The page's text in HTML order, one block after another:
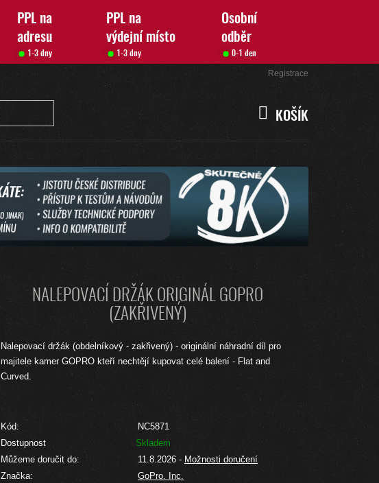
PPL na
adresu
PPL na
výdejní místo
Osobní
odběr
1-3 dny 1-3 dny 0-1 den
Registrace
KOŠÍK
KOŠÍK
NALEPOVACÍ DRŽÁK ORIGINÁL GOPRO
(ZAKŘIVENÝ)
Nalepovací držák (obdelníkový - zakřivený) - originální náhradní díl pro
majitele kamer GOPRO kteří nechtějí kupovat celé balení - Flat and
Curved.
Kód:
NC5871
Dostupnost
Skladem
Můžeme doručit do:
11.8.2026 - Možnosti doručení
Značka:
GoPro. Inc.